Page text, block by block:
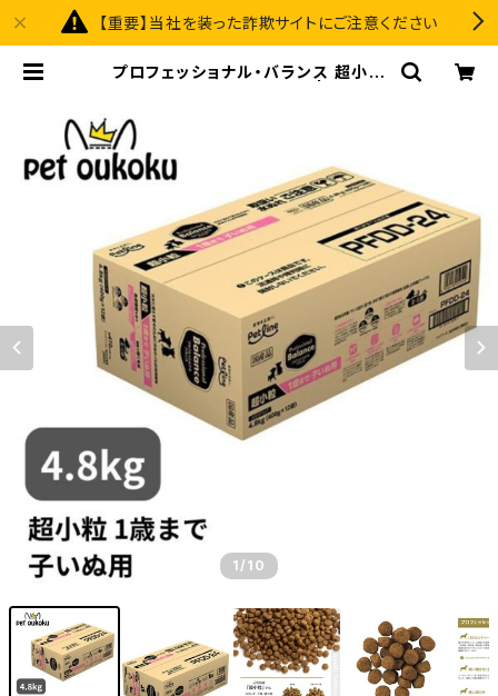
【重要】当社を装った詐欺サイトにご注意ください
プロフェッショナル・バランス 超小粒
1 /10